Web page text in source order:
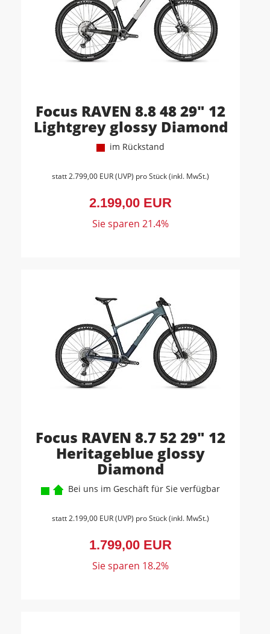
Focus RAVEN 8.8 48 29" 12
Lightgrey glossy Diamond
im Rückstand
statt2.799,00 EUR(UVP) pro Stück (inkl. MwSt.)
2.199,00 EUR
Sie sparen 21.4%
Focus RAVEN 8.7 52 29" 12
Heritageblue glossy
Diamond
Bei uns im Geschäft für Sie verfügbar
statt2.199,00 EUR(UVP) pro Stück (inkl. MwSt.)
1.799,00 EUR
Sie sparen 18.2%